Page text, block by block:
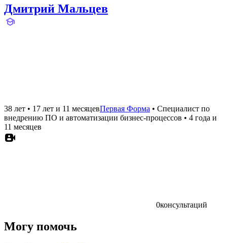
Дмитрий Мальцев
38 лет • 17 лет и 11 месяцевПервая Форма • Специалист по
внедрению ПО и автоматизации бизнес-процессов • 4 года и
11 месяцев
0консультаций
Могу помочь